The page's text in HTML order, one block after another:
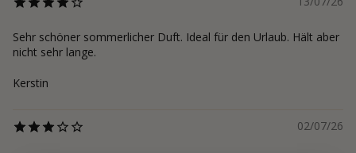
Sehr schöner sommerlicher Duft. Ideal für den Urlaub. Hält aber
nicht sehr lange.
Kerstin
02/07/26